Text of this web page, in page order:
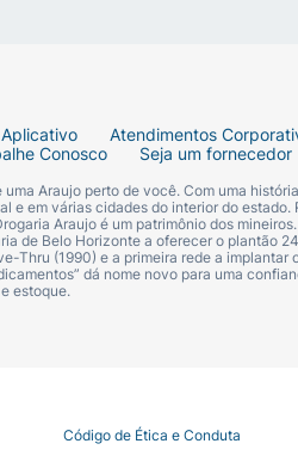
Aplicativo Atendimentos
Conosco Seja um fornecedor
Araujo perto de você. Com uma
e em várias cidades do interior do
Araujo é um patrimônio dos
de Belo Horizonte a oferecer o plantão
Thru (1990) e a primeira rede a
dá nome novo para uma
estoque.
19 Código de Ética e Conduta